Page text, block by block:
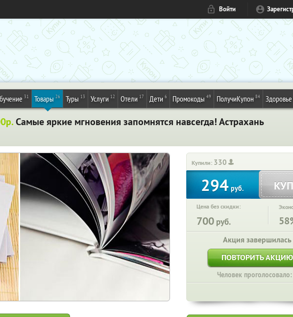
Войти
31 Товары 26 Туры 13 Услуги 12 Отели 17 Дети 6 Промокоды 49 ПолучиКупон 84 Здоровье
Самые яркие мгновения запомнятся навсегда! Астрахань
Купили: 330
294руб.
Цена без скидки:
700 руб.
Акция завершилась
ПОВТОРИТЬ АКЦИЮ
Человек